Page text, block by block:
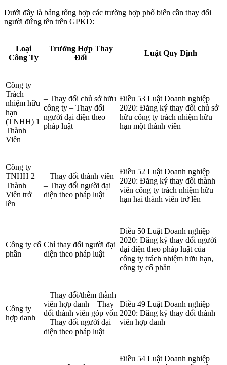
Dưới đây là bảng tổng hợp các trường hợp phổ biến cần thay đổi
người đứng tên trên GPKD:
Loại
Công Ty
Trường Hợp Thay
Đổi
Luật Quy Định
Công ty
Trách
nhiệm hữu
hạn
(TNHH) 1
Thành
Viên
– Thay đổi chủ sở hữu
công ty – Thay đổi
người đại diện theo
pháp luật
Điều 53 Luật Doanh nghiệp
2020: Đăng ký thay đổi chủ sở
hữu công ty trách nhiệm hữu
hạn một thành viên
Công ty
TNHH 2
Thành
Viên trở
lên
– Thay đổi thành viên
– Thay đổi người đại
diện theo pháp luật
Điều 52 Luật Doanh nghiệp
2020: Đăng ký thay đổi thành
viên công ty trách nhiệm hữu
hạn hai thành viên trở lên
Công ty cổ
phần
Chỉ thay đổi người đại
diện theo pháp luật
Điều 50 Luật Doanh nghiệp
2020: Đăng ký thay đổi người
đại diện theo pháp luật của
công ty trách nhiệm hữu hạn,
công ty cổ phần
Công ty
hợp danh
– Thay đổi/thêm thành
viên hợp danh – Thay
đổi thành viên góp vốn
– Thay đổi người đại
diện theo pháp luật
Điều 49 Luật Doanh nghiệp
2020: Đăng ký thay đổi thành
viên hợp danh
Điều 54 Luật Doanh nghiệp